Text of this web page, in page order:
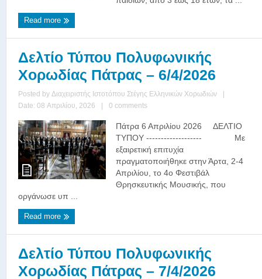
Read more
Δελτίο Τύπου Πολυφωνικής
Χορωδίας Πάτρας – 6/4/2026
Posted by Διαχειριστής Ιστοτόπου Στέγης Ελληνικών Χορωδιών
|
Date: 08 Απριλίου, 2026
| 0 comments
Πάτρα 6 Απριλίου 2026 ΔΕΛΤΙΟ
ΤΥΠΟΥ ------------------- Με
εξαιρετική επιτυχία
πραγματοποιήθηκε στην Άρτα, 2-4
Απριλίου, το 4ο Φεστιβάλ
Θρησκευτικής Μουσικής, που
οργάνωσε υπ ...
Read more
Δελτίο Τύπου Πολυφωνικής
Χορωδίας Πάτρας – 7/4/2026